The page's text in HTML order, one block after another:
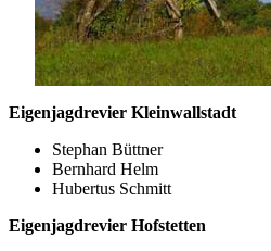
Eigenjagdrevier Kleinwallstadt
Stephan Büttner
Bernhard Helm
Hubertus Schmitt
Eigenjagdrevier Hofstetten